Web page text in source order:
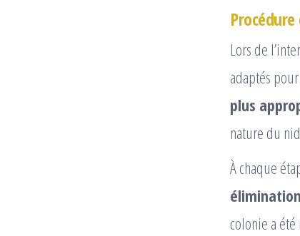
Lors de
adaptés
plus
nature du
À chaque
colonie a